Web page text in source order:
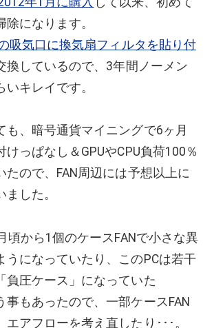
になります。
吸気口に換気扇フィルタを貼り付
換しているので、3年間ノーメン
キレイです。
も、暗号通貨マイニングで6ヶ月
けっぱなし＆GPUやCPU負荷100％
たので、FAN周辺には予想以上に
した。
頃から1個のケースFANで小さな異
うになっていたり、このPCは若干
負圧ケース」になっていた
事もあったので、一部ケースFAN
エアフローを考え直したり･･･。